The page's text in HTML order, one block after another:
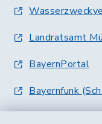
Landratsamt
BayernPortal
Bayernfunk